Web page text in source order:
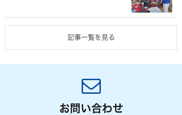
記事一覧を見る
お問い合わせ